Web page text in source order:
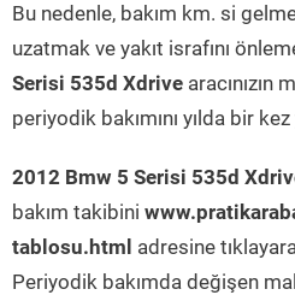
Bu nedenle, bakım km. si
uzatmak ve yakıt israfını
Serisi 535d Xdrive
periyodik bakımını yılda bir
2012 Bmw 5 Serisi 535d
bakım takibini
tablosu.html adresine
Periyodik bakımda değişen